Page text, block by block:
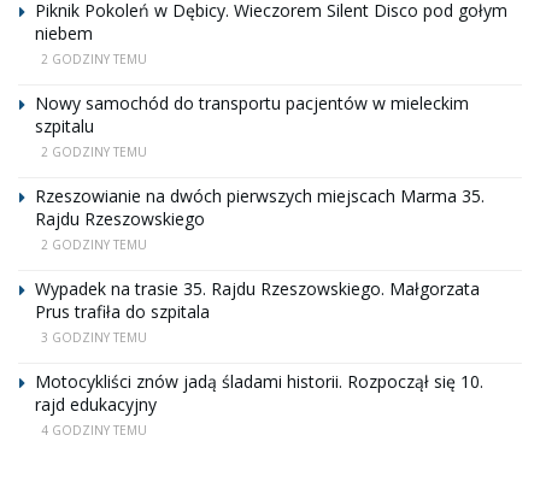
Piknik Pokoleń w Dębicy. Wieczorem Silent Disco pod gołym
niebem
2 GODZINY TEMU
Nowy samochód do transportu pacjentów w mieleckim
szpitalu
2 GODZINY TEMU
Rzeszowianie na dwóch pierwszych miejscach Marma 35.
Rajdu Rzeszowskiego
2 GODZINY TEMU
Wypadek na trasie 35. Rajdu Rzeszowskiego. Małgorzata
Prus trafiła do szpitala
3 GODZINY TEMU
Motocykliści znów jadą śladami historii. Rozpoczął się 10.
rajd edukacyjny
4 GODZINY TEMU